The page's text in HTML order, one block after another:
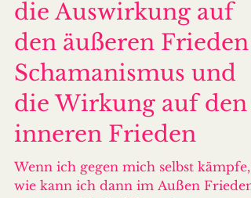
Innerer Frieden und
die Auswirkung auf
den äußeren Frieden -
Schamanismus und
die Wirkung auf den
inneren Frieden